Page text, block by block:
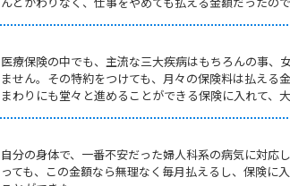
医療保険の中でも、主流な三大疾病はもちろんの事、
ません。その特約をつけても、月々の保険料は払える
まわりにも堂々と進めることができる保険に入れて、
自分の身体で、一番不安だった婦人科系の病気に対応
っても、この金額なら無理なく毎月払えるし、保険に